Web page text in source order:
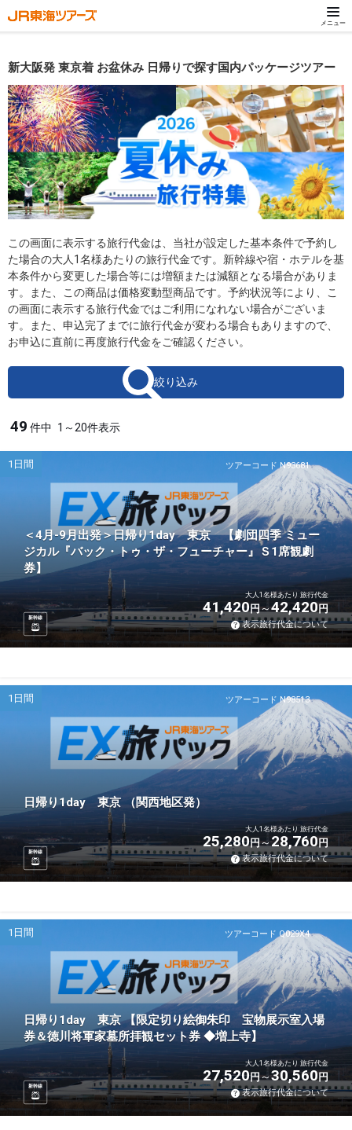
メニュー
新大阪発 東京着 お盆休み 日帰りで探す国内パッケージツアー
この画面に表示する旅行代金は、当社が設定した基本条件で予約し
た場合の大人1名様あたりの旅行代金です。新幹線や宿・ホテルを基
本条件から変更した場合等には増額または減額となる場合がありま
す。また、この商品は価格変動型商品です。予約状況等により、こ
の画面に表示する旅行代金ではご利用になれない場合がございま
す。また、申込完了までに旅行代金が変わる場合もありますので、
お申込に直前に再度旅行代金をご確認ください。
絞り込み
49 件中 1～20件表示
ツアーコード N93681
1日間
＜4月-9月出発＞日帰り1day 東京 【劇団四季 ミュー
ジカル『バック・トゥ・ザ・フューチャー』Ｓ1席観劇
券】
新幹線
大人1名様あたり 旅行代金
41,420円 42,420円
表示旅行代金について
ツアーコード N98513
1日間
日帰り1day 東京 （関西地区発）
新幹線
大人1名様あたり 旅行代金
25,280円 28,760円
表示旅行代金について
ツアーコード Q029X4
1日間
日帰り1day 東京 【限定切り絵御朱印 宝物展示室入場
券＆徳川将軍家墓所拝観セット券 ◆増上寺】
新幹線
大人1名様あたり 旅行代金
27,520円 30,560円
表示旅行代金について